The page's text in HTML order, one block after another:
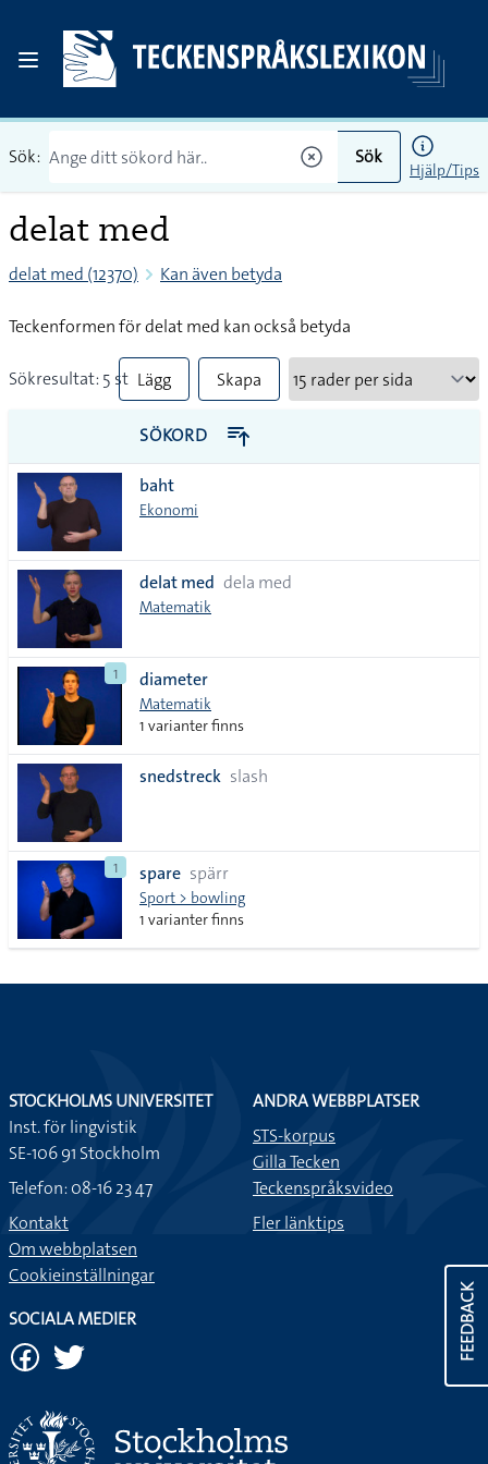
Sök: Sök
Hjälp/Tips
delat med
delat med (12370) Kan även betyda
Teckenformen för delat med kan också betyda
Sökresultat: 5 st Lägg
till
alla i
lista
Skapa
PDF
SÖKORD
baht
Ekonomi
delat med dela med
Matematik
1 diameter
Matematik
1 varianter finns
snedstreck slash
1 spare spärr
Sport > bowling
1 varianter finns
FEEDBACK
STOCKHOLMS UNIVERSITET
Inst. för lingvistik
SE-106 91 Stockholm
Telefon: 08-16 23 47
Kontakt
Om webbplatsen
Cookieinställningar
ANDRA WEBBPLATSER
STS-korpus
Gilla Tecken
Teckenspråksvideo
Fler länktips
SOCIALA MEDIER